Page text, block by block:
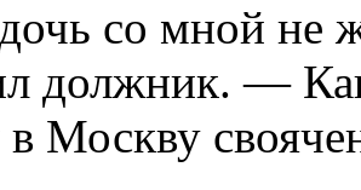
со мной не
должник. —
в Москву